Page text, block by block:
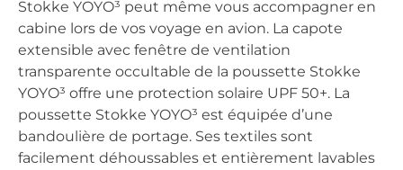
Stokke YOYO³ peut même vous accompagner en
cabine lors de vos voyage en avion. La capote
extensible avec fenêtre de ventilation
transparente occultable de la poussette Stokke
YOYO³ offre une protection solaire UPF 50+. La
poussette Stokke YOYO³ est équipée d’une
bandoulière de portage. Ses textiles sont
facilement déhoussables et entièrement lavables